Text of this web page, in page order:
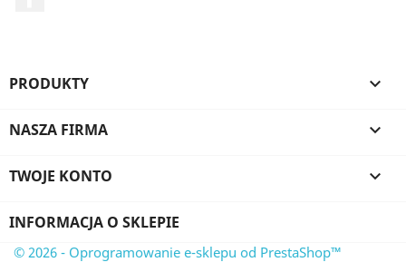
PRODUKTY 
NASZA FIRMA 
TWOJE KONTO 
INFORMACJA O SKLEPIE
© 2026 - Oprogramowanie e-sklepu od PrestaShop™